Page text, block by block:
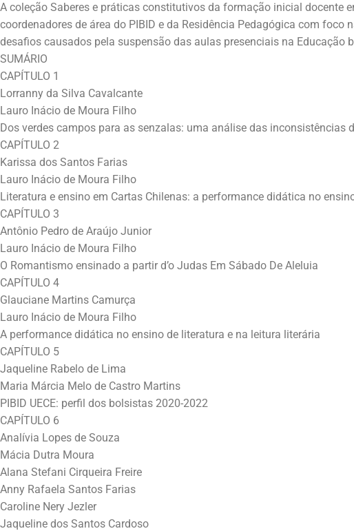
A coleção Saberes e práticas constitutivos da formação inicial docente
coordenadores de área do PIBID e da Residência Pedagógica com
desafios causados pela suspensão das aulas presenciais na Educação
SUMÁRIO
CAPÍTULO 1
Lorranny da Silva Cavalcante
Lauro Inácio de Moura Filho
Dos verdes campos para as senzalas: uma análise das inconsistências
CAPÍTULO 2
Karissa dos Santos Farias
Lauro Inácio de Moura Filho
Literatura e ensino em Cartas Chilenas: a performance didática no
CAPÍTULO 3
Antônio Pedro de Araújo Junior
Lauro Inácio de Moura Filho
O Romantismo ensinado a partir d’o Judas Em Sábado De Aleluia
CAPÍTULO 4
Glauciane Martins Camurça
Lauro Inácio de Moura Filho
A performance didática no ensino de literatura e na leitura literária
CAPÍTULO 5
Jaqueline Rabelo de Lima
Maria Márcia Melo de Castro Martins
PIBID UECE: perfil dos bolsistas 2020-2022
CAPÍTULO 6
Analívia Lopes de Souza
Mácia Dutra Moura
Alana Stefani Cirqueira Freire
Anny Rafaela Santos Farias
Caroline Nery Jezler
Jaqueline dos Santos Cardoso